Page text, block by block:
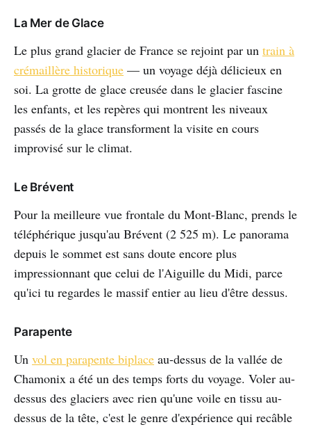
La Mer de Glace
Le plus grand glacier de France se rejoint par un train à
crémaillère historique — un voyage déjà délicieux en
soi. La grotte de glace creusée dans le glacier fascine
les enfants, et les repères qui montrent les niveaux
passés de la glace transforment la visite en cours
improvisé sur le climat.
Le Brévent
Pour la meilleure vue frontale du Mont-Blanc, prends le
téléphérique jusqu'au Brévent (2 525 m). Le panorama
depuis le sommet est sans doute encore plus
impressionnant que celui de l'Aiguille du Midi, parce
qu'ici tu regardes le massif entier au lieu d'être dessus.
Parapente
Un vol en parapente biplace au-dessus de la vallée de
Chamonix a été un des temps forts du voyage. Voler au-
dessus des glaciers avec rien qu'une voile en tissu au-
dessus de la tête, c'est le genre d'expérience qui recâble